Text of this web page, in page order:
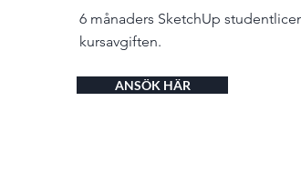
6 månaders SketchUp
kursavgiften.
ANSÖK HÄR